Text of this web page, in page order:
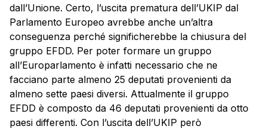
dall’Unione. Certo, l’uscita prematura dell’UKIP dal
Parlamento Europeo avrebbe anche un’altra
conseguenza perché significherebbe la chiusura del
gruppo EFDD. Per poter formare un gruppo
all’Europarlamento è infatti necessario che ne
facciano parte almeno 25 deputati provenienti da
almeno sette paesi diversi. Attualmente il gruppo
EFDD è composto da 46 deputati provenienti da otto
paesi differenti. Con l’uscita dell’UKIP però